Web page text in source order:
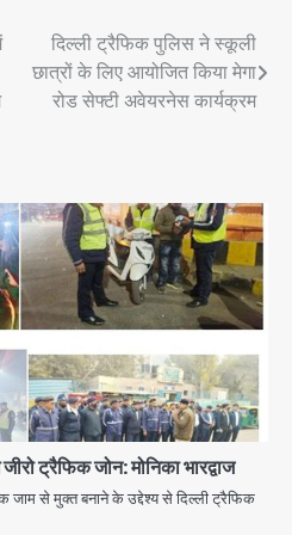
दिल्ली ट्रैफिक पुलिस ने स्कूली
छात्रों के लिए आयोजित किया मेगा
रोड सेफ्टी अवेयरनेस कार्यक्रम
ट्रैफिक जोन: मोनिका भारद्वाज
से मुक्त बनाने के उद्देश्य से दिल्ली ट्रैफिक